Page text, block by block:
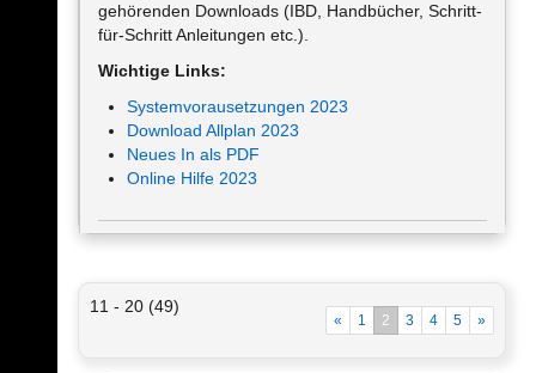
gehörenden Downloads (IBD, Handbücher, Schritt-
für-Schritt Anleitungen etc.).
Wichtige Links:
Systemvorausetzungen 2023
Download Allplan 2023
Neues In als PDF
Online Hilfe 2023
11 - 20 (49)
« 1 2 3 4 5 »